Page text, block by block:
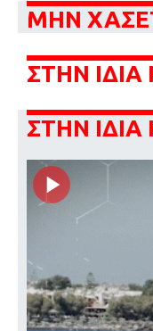
ΜΗΝ
ΣΤΗΝ
ΣΤΗΝ